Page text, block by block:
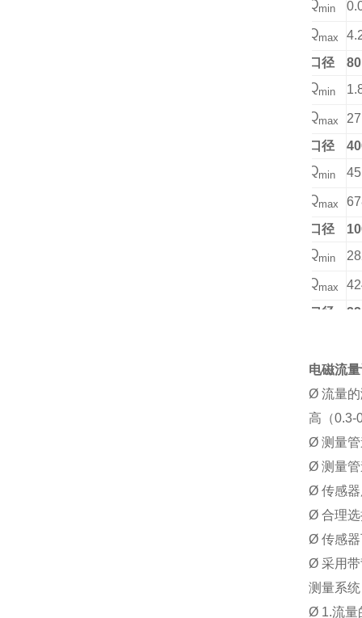
Qmin
Qmax
口径
80
Qmin
Qmax
口径
Qmin
Qmax
口径
Qmin
Qmax
口径
Qmax
电磁流
Ø 流量
高（0.3-
Ø 测量
Ø 测量
Ø 传感
Ø 合理
Ø 传感
Ø 采用
测量系
Ø 1.流量